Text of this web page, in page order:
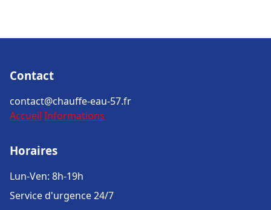
Contact
contact@chauffe-eau-57.fr
Accueil Informations
Horaires
Lun-Ven: 8h-19h
Service d'urgence 24/7